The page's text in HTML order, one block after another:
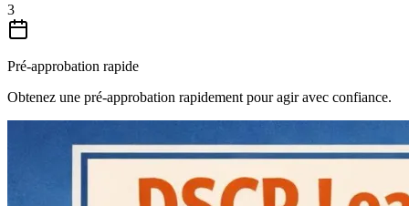
3
Pré-approbation rapide
Obtenez une pré-approbation rapidement pour agir avec confiance.